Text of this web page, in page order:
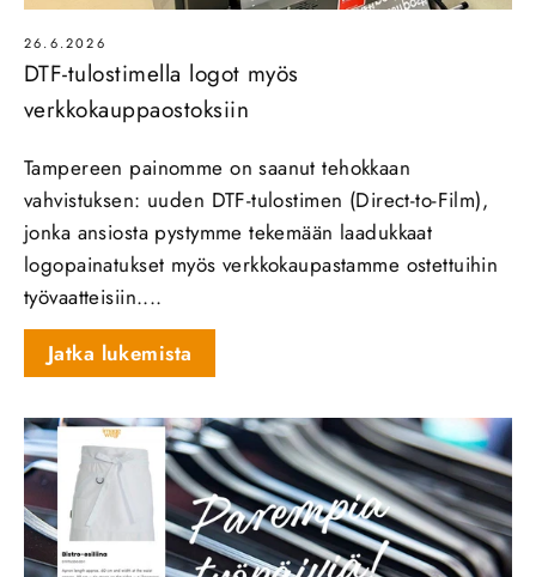
26.6.2026
DTF-tulostimella logot myös
verkkokauppaostoksiin
Tampereen painomme on saanut tehokkaan
vahvistuksen: uuden DTF‑tulostimen (Direct‑to‑Film),
jonka ansiosta pystymme tekemään laadukkaat
logopainatukset myös verkkokaupastamme ostettuihin
työvaatteisiin....
Jatka lukemista